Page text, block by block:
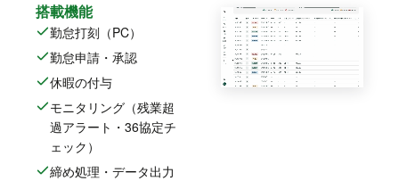
搭載機能
勤怠打刻（PC）
勤怠申請・承認
休暇の付与
モニタリング（残業超
過アラート・36協定チ
ェック）
締め処理・データ出力